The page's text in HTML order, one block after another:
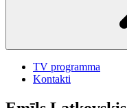
TV programma
Kontakti